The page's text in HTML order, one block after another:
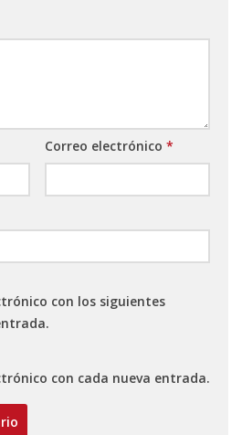
Correo electrónico *
con los siguientes
con cada nueva entrada.